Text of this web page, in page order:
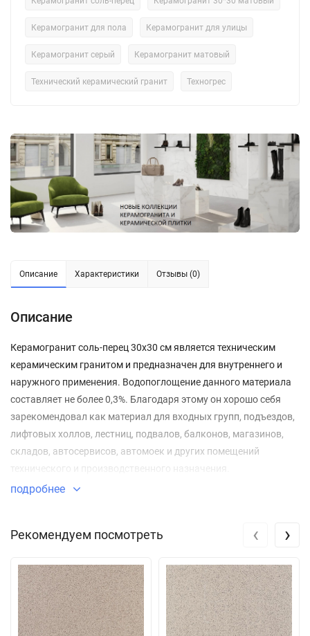
Керамогранит для пола Керамогранит для улицы
Керамогранит серый Керамогранит матовый
Технический керамический гранит Техногрес
Описание Характеристики Отзывы (0)
Описание
Керамогранит соль-перец 30x30 см является техническим
керамическим гранитом и предназначен для внутреннего и
наружного применения. Водопоглощение данного материала
составляет не более 0,3%. Благодаря этому он хорошо себя
зарекомендовал как материал для входных групп, подъездов,
лифтовых холлов, лестниц, подвалов, балконов, магазинов,
складов, автосервисов, автомоек и других помещений
технического и производственного назначения.
подробнее
Рекомендуем посмотреть ‹ ›